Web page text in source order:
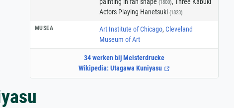
(1800)
Actors Playing Hanetsuki (1823)
MUSEA Art Institute of Chicago, Cleveland
Museum of Art
34 werken bij Meisterdrucke
Wikipedia: Utagawa Kuniyasu